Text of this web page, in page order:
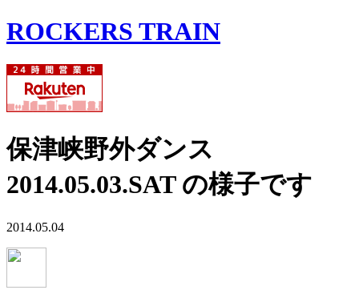
ROCKERS TRAIN
保津峡野外ダンス
2014.05.03.SAT の様子です
2014.05.04